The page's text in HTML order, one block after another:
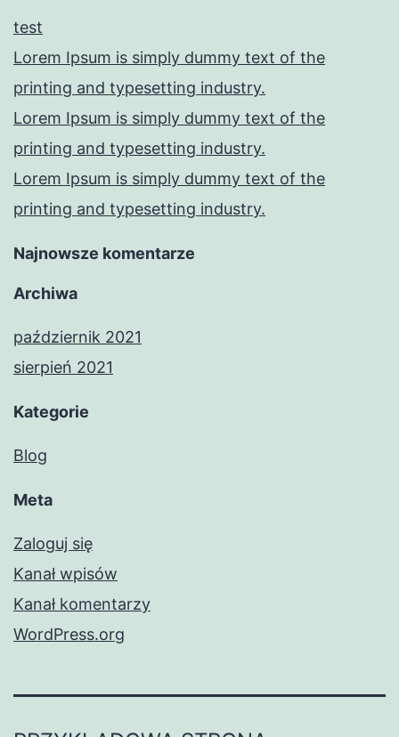
test
Lorem Ipsum is simply dummy text of the
printing and typesetting industry.
Lorem Ipsum is simply dummy text of the
printing and typesetting industry.
Lorem Ipsum is simply dummy text of the
printing and typesetting industry.
Najnowsze komentarze
Archiwa
październik 2021
sierpień 2021
Kategorie
Blog
Meta
Zaloguj się
Kanał wpisów
Kanał komentarzy
WordPress.org